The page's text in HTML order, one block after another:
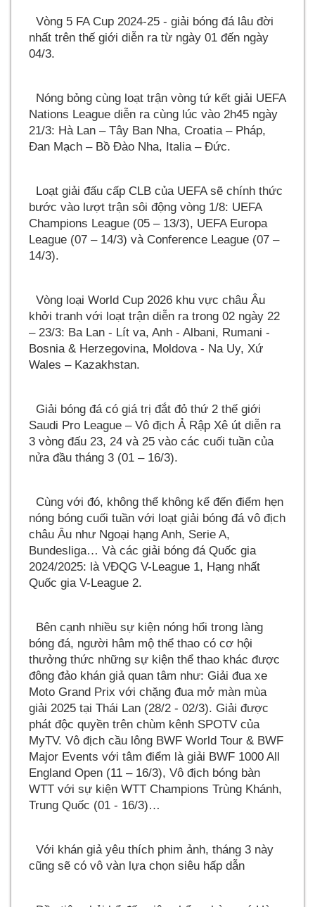
Vòng 5 FA Cup 2024-25 - giải bóng đá lâu đời
nhất trên thế giới diễn ra từ ngày 01 đến ngày
04/3.
Nóng bỏng cùng loạt trận vòng tứ kết giải UEFA
Nations League diễn ra cùng lúc vào 2h45 ngày
21/3: Hà Lan – Tây Ban Nha, Croatia – Pháp,
Đan Mạch – Bồ Đào Nha, Italia – Đức.
Loạt giải đấu cấp CLB của UEFA sẽ chính thức
bước vào lượt trận sôi động vòng 1/8: UEFA
Champions League (05 – 13/3), UEFA Europa
League (07 – 14/3) và Conference League (07 –
14/3).
Vòng loại World Cup 2026 khu vực châu Âu
khởi tranh với loạt trận diễn ra trong 02 ngày 22
– 23/3: Ba Lan - Lít va, Anh - Albani, Rumani -
Bosnia & Herzegovina, Moldova - Na Uy, Xứ
Wales – Kazakhstan.
Giải bóng đá có giá trị đắt đỏ thứ 2 thế giới
Saudi Pro League – Vô địch Ả Rập Xê út diễn ra
3 vòng đấu 23, 24 và 25 vào các cuối tuần của
nửa đầu tháng 3 (01 – 16/3).
Cùng với đó, không thể không kể đến điểm hẹn
nóng bóng cuối tuần với loạt giải bóng đá vô địch
châu Âu như Ngoại hạng Anh, Serie A,
Bundesliga… Và các giải bóng đá Quốc gia
2024/2025: là VĐQG V-League 1, Hạng nhất
Quốc gia V-League 2.
Bên cạnh nhiều sự kiện nóng hổi trong làng
bóng đá, người hâm mộ thể thao có cơ hội
thưởng thức những sự kiện thể thao khác được
đông đảo khán giả quan tâm như: Giải đua xe
Moto Grand Prix với chặng đua mở màn mùa
giải 2025 tại Thái Lan (28/2 - 02/3). Giải được
phát độc quyền trên chùm kênh SPOTV của
MyTV. Vô địch cầu lông BWF World Tour & BWF
Major Events với tâm điểm là giải BWF 1000 All
England Open (11 – 16/3), Vô địch bóng bàn
WTT với sự kiện WTT Champions Trùng Khánh,
Trung Quốc (01 - 16/3)
Với khán giả yêu thích phim ảnh, tháng 3 này
cũng sẽ có vô vàn lựa chọn siêu hấp dẫn